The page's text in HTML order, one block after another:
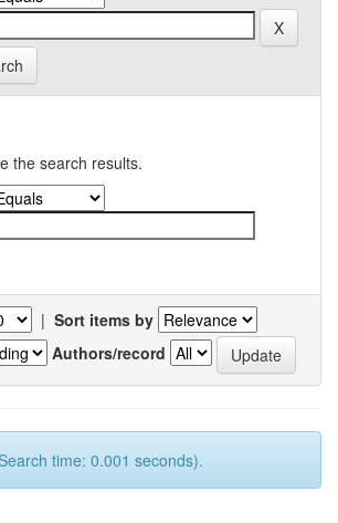
the search results.
| Sort items by
Authors/record
time: 0.001 seconds).